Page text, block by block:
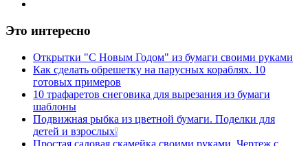
Это интересно
Открытки "С Новым Годом" из бумаги своими руками
Как сделать обрешетку на парусных кораблях. 10
готовых примеров
10 трафаретов снеговика для вырезания из бумаги
шаблоны
Подвижная рыбка из цветной бумаги. Поделки для
детей и взрослых❕
Простая садовая скамейка своими руками. Чертеж с